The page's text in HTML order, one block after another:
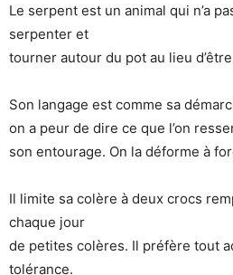
Le serpent est un animal qui n’a
serpenter et
tourner autour du pot au lieu
Son langage est comme sa
on a peur de dire ce que l’on
son entourage. On la déforme à
Il limite sa colère à deux crocs
chaque jour
de petites colères. Il préfère tout
tolérance.